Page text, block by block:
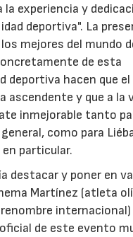
la experiencia y
deportiva". La
mejores del mundo
de esta
deportiva hacen que
ascendente y que a la
inmejorable tanto
como para
particular.
destacar y poner en
Martínez (atleta
de este evento